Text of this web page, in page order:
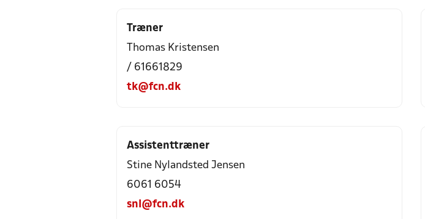
Træner
Thomas Kristensen
/ 61661829
tk@fcn.dk
Assistenttræner
Stine Nylandsted Jensen
6061 6054
snl@fcn.dk